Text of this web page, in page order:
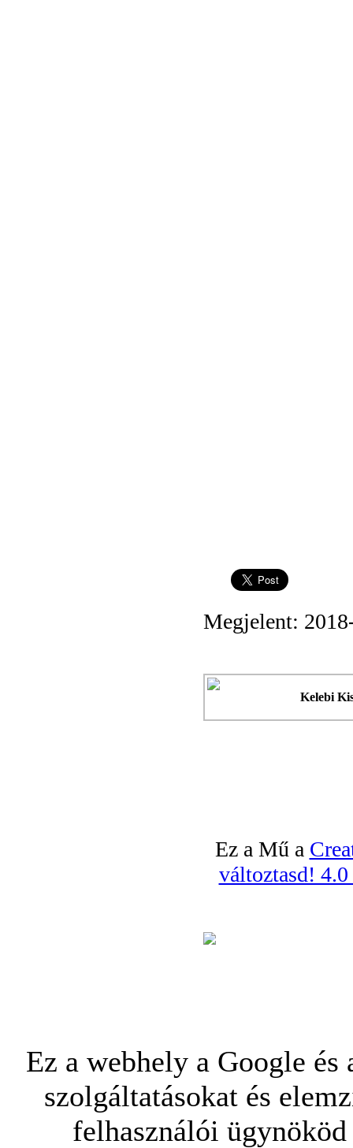
Megjelent:
Kelebi
Ez a Mű a
változtasd!
Ez a webhely a Google
szolgáltatásokat és
felhasználói